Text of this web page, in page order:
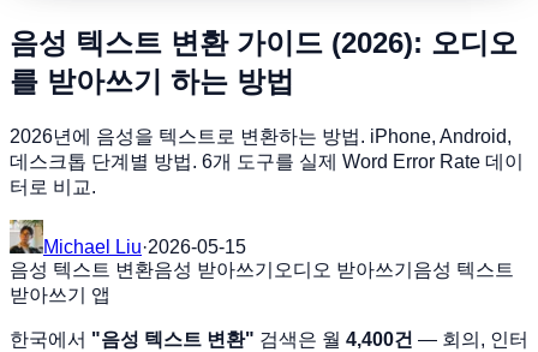
음성 텍스트 변환 가이드 (2026): 오디오
를 받아쓰기 하는 방법
2026년에 음성을 텍스트로 변환하는 방법. iPhone, Android,
데스크톱 단계별 방법. 6개 도구를 실제 Word Error Rate 데이
터로 비교.
Michael Liu·2026-05-15
음성 텍스트 변환음성 받아쓰기 오디오 받아쓰기 음성 텍스트
받아쓰기 앱
한국에서 "음성 텍스트 변환" 검색은 월 4,400건 — 회의, 인터